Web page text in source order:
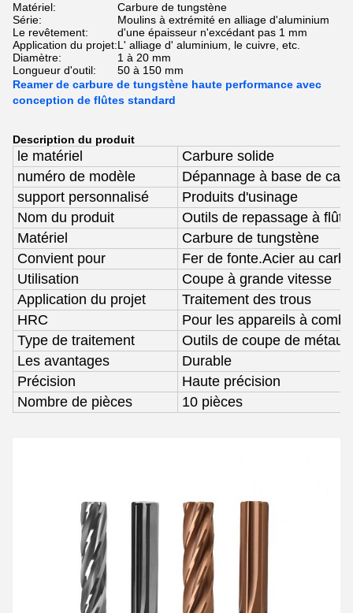
Matériel:
Carbure de tungstène
Série:
Moulins à extrémité en alliage d'aluminium
Le revêtement:
d'une épaisseur n'excédant pas 1 mm
Application du projet:L' alliage d' aluminium, le cuivre, etc.
Diamètre:
1 à 20 mm
Longueur d'outil:
50 à 150 mm
Reamer de carbure de tungstène haute performance avec
conception de flûtes standard
Description du produit
le matériel
Carbure solide
numéro de modèle
Dépannage à base de
support personnalisé
Produits d'usinage
Nom du produit
Outils de repassage à
Matériel
Carbure de tungstène
Convient pour
Fer de fonte.Acier au
Utilisation
Coupe à grande vitesse
Application du projet
Traitement des trous
HRC
Pour les appareils à
Type de traitement
Outils de coupe de métaux
Les avantages
Durable
Précision
Haute précision
Nombre de pièces
10 pièces